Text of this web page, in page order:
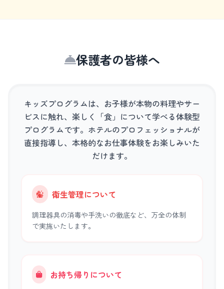
保護者の皆様へ
キッズプログラムは、お子様が本物の料理やサー
ビスに触れ、楽しく「食」について学べる体験型
プログラムです。 ホテルのプロフェッショナルが
直接指導し、本格的なお仕事体験をお楽しみいた
だけます。
衛生管理について
調理器具の消毒や手洗いの徹底など、万全の体制
で実施いたします。
お持ち帰りについて